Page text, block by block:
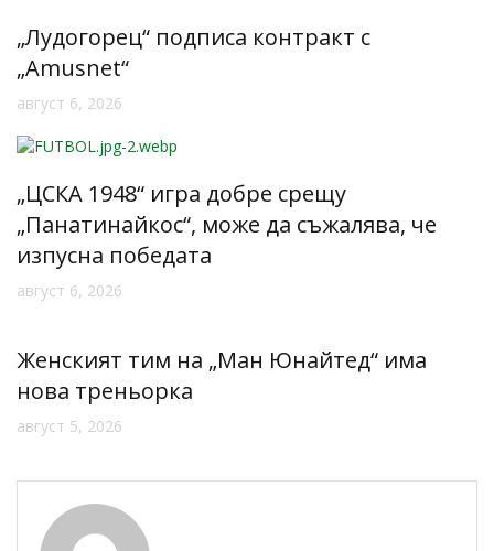
„Лудогорец“ подписа контракт с
„Amusnet“
август 6, 2026
„ЦСКА 1948“ игра добре срещу
„Панатинайкос“, може да съжалява, че
изпусна победата
август 6, 2026
Женският тим на „Ман Юнайтед“ има
нова треньорка
август 5, 2026